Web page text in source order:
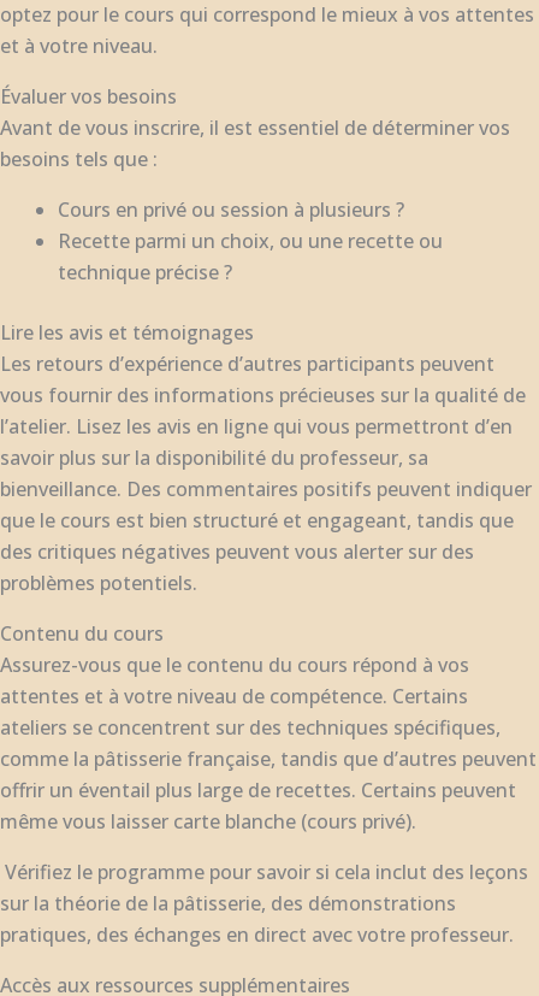
optez pour le cours qui correspond le mieux à vos attentes
et à votre niveau.
Évaluer vos besoins
Avant de vous inscrire, il est essentiel de déterminer vos
besoins tels que :
Cours en privé ou session à plusieurs ?
Recette parmi un choix, ou une recette ou
technique précise ?
Lire les avis et témoignages
Les retours d’expérience d’autres participants peuvent
vous fournir des informations précieuses sur la qualité de
l’atelier. Lisez les avis en ligne qui vous permettront d’en
savoir plus sur la disponibilité du professeur, sa
bienveillance. Des commentaires positifs peuvent indiquer
que le cours est bien structuré et engageant, tandis que
des critiques négatives peuvent vous alerter sur des
problèmes potentiels.
Contenu du cours
Assurez-vous que le contenu du cours répond à vos
attentes et à votre niveau de compétence. Certains
ateliers se concentrent sur des techniques spécifiques,
comme la pâtisserie française, tandis que d’autres peuvent
offrir un éventail plus large de recettes. Certains peuvent
même vous laisser carte blanche (cours privé).
Vérifiez le programme pour savoir si cela inclut des leçons
sur la théorie de la pâtisserie, des démonstrations
pratiques, des échanges en direct avec votre professeur.
Accès aux ressources supplémentaires